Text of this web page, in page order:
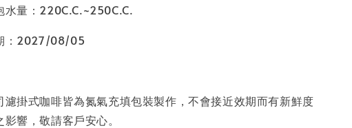
水量：220C.C.~250C.C.
：2027/08/05
掛式咖啡皆為氮氣充填包裝製作，不會接近效期而有新鮮度
響，敬請客戶安心。